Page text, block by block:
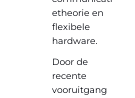
etheorie en
flexibele
hardware.
Door de
recente
vooruitgang